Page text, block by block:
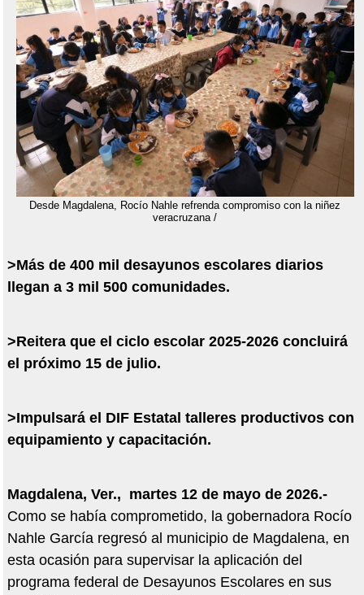
Desde Magdalena, Rocío Nahle refrenda compromiso con la niñez
veracruzana /
>Más de 400 mil desayunos escolares diarios
llegan a 3 mil 500 comunidades.
>Reitera que el ciclo escolar 2025-2026 concluirá
el próximo 15 de julio.
>Impulsará el DIF Estatal talleres productivos con
equipamiento y capacitación.
Magdalena, Ver., martes 12 de mayo de 2026.-
Como se había comprometido, la gobernadora Rocío
Nahle García regresó al municipio de Magdalena, en
esta ocasión para supervisar la aplicación del
programa federal de Desayunos Escolares en sus